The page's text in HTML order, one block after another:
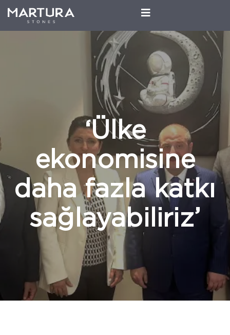
‘Ülke
ekonomisine
daha fazla katkı
sağlayabiliriz’